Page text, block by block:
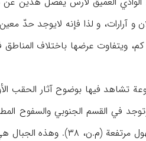
تشاهد فیها بوضوح آثار الحقب
في القسم الجنوبي والسفوح
فقط یلاحظ انخفاض في